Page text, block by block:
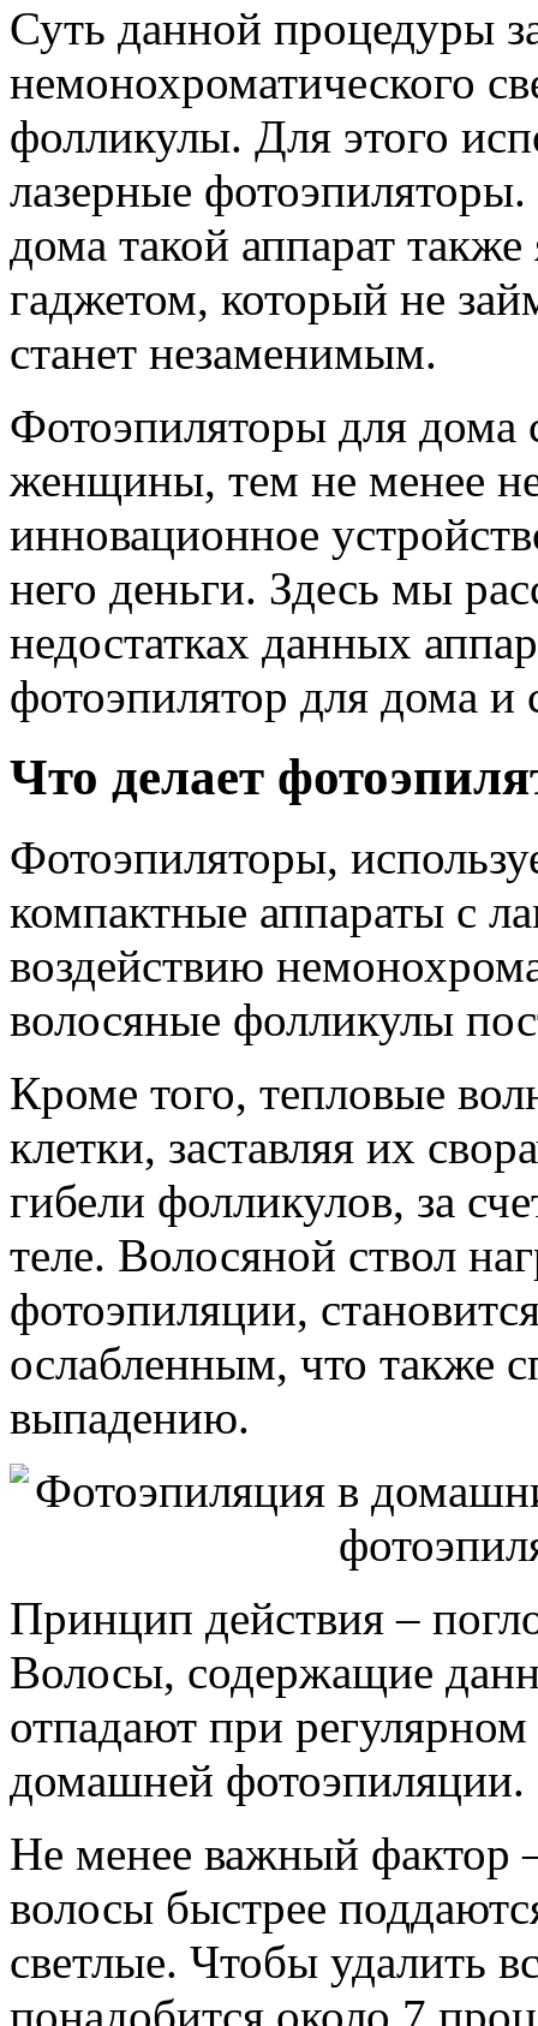
Суть данной процедуры
немонохроматического
фолликулы. Для этого
лазерные
дома такой аппарат
гаджетом, который не
станет незаменимым.
Фотоэпиляторы для дома
женщины, тем не менее
инновационное
него деньги. Здесь мы
недостатках данных
фотоэпилятор для дома и
Что делает
Фотоэпиляторы,
компактные аппараты с
воздействию
волосяные фолликулы
Кроме того, тепловые
клетки, заставляя их
гибели фолликулов, за
теле. Волосяной ствол
фотоэпиляции,
ослабленным, что также
выпадению.
Принцип действия –
Волосы, содержащие
отпадают при
домашней фотоэпиляции.
Не менее важный фактор
волосы быстрее
светлые. Чтобы удалить
понадобится около 7